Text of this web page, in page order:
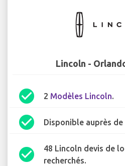
Lincoln -
check_circle 2 Modèles Lincoln.
check_circle Disponible auprès de
check_circle
48 Lincoln devis de
recherchés.